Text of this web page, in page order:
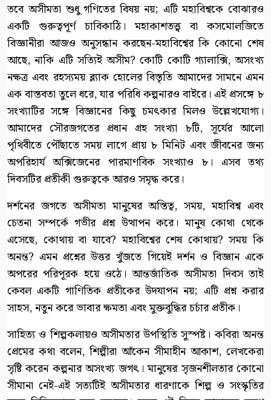
তবে অসীমতা শুধু গণিতের বিষয় নয়; এটি মহাবিশ্বকে বোঝারও
একটি গুরুত্বপূর্ণ চাবিকাঠি। মহাকাশতত্ত্ব বা কসমোলজিতে
বিজ্ঞানীরা আজও অনুসন্ধান করছেন-মহাবিশ্বের কি কোনো শেষ
আছে, নাকি এটি সত্যিই অসীম? কোটি কোটি গ্যালাক্সি, অসংখ্য
নক্ষত্র এবং রহস্যময় ব্ল্যাক হোলের বিস্তৃতি আমাদের সামনে এমন
এক বাস্তবতা তুলে ধরে, যার পরিধি কল্পনারও বাইরে। এই প্রসঙ্গে ৮
সংখ্যাটির সঙ্গে বিজ্ঞানের কিছু চমৎকার মিলও উল্লেখযোগ্য।
আমাদের সৌরজগতের প্রধান গ্রহ সংখ্যা ৮টি, সূর্যের আলো
পৃথিবীতে পৌঁছাতে সময় লাগে প্রায় ৮ মিনিট এবং জীবনের জন্য
অপরিহার্য অক্সিজেনের পারমাণবিক সংখ্যাও ৮। এসব তথ্য
দিবসটির প্রতীকী গুরুত্বকে আরও সমৃদ্ধ করে।
দর্শনের জগতে অসীমতা মানুষের অস্তিত্ব, সময়, মহাবিশ্ব এবং
চেতনা সম্পর্কে গভীর প্রশ্ন উত্থাপন করে। মানুষ কোথা থেকে
এসেছে, কোথায় বা যাবে? মহাবিশ্বের শেষ কোথায়? সময় কি
অনন্ত? এমন প্রশ্নের উত্তর খুঁজতে গিয়েই দর্শন ও বিজ্ঞান একে
অপরের পরিপূরক হয়ে ওঠে। আন্তর্জাতিক অসীমতা দিবস তাই
কেবল একটি গাণিতিক প্রতীকের উদযাপন নয়; এটি প্রশ্ন করার
সাহস, নতুন করে ভাবার ক্ষমতা এবং মুক্তবুদ্ধির চর্চার প্রতীক।
সাহিত্য ও শিল্পকলায়ও অসীমতার উপস্থিতি সুস্পষ্ট। কবিরা অনন্ত
প্রেমের কথা বলেন, শিল্পীরা আঁকেন সীমাহীন আকাশ, লেখকেরা
সৃষ্টি করেন কল্পনার অসংখ্য জগৎ। মানুষের সৃজনশীলতার কোনো
সীমানা নেই-এই সত্যটিই অসীমতার ধারণাকে শিল্প ও সংস্কৃতির